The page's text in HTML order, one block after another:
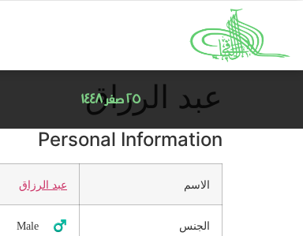
٢٥ صفر ١٤٤٨
عبد الرزاق
Personal Information
الاسم عبد الرزاق
الجنس ♂️ Male